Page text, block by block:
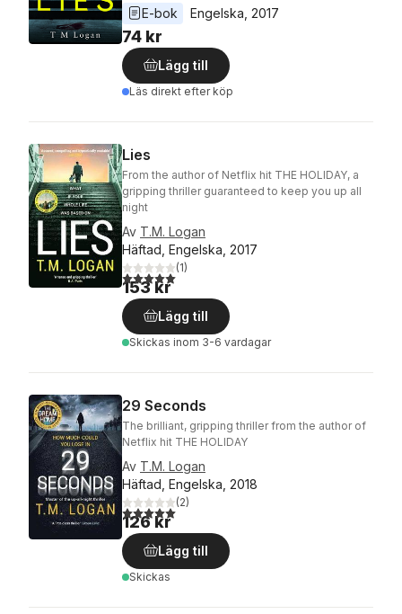
E-bok
Engelska 2017
74 kr
Lägg till
Läs direkt efter köp
Lies
From the author of Netflix hit THE HOLIDAY, a
gripping thriller guaranteed to keep you up all
night
Av T.M. Logan
Häftad, Engelska, 2017
5,0utav 5 stjärnor. Totalt antal röster:
(1)
153 kr
Lägg till
Skickas inom 3-6 vardagar
29 Seconds
The brilliant, gripping thriller from the author of
Netflix hit THE HOLIDAY
Av T.M. Logan
Häftad, Engelska, 2018
5,0utav 5 stjärnor. Totalt antal röster:
(2)
126 kr
Lägg till
Skickas